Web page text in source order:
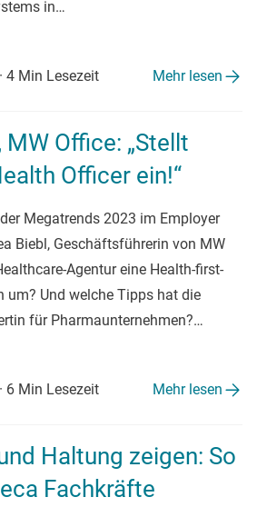
in…
· 4 Min Lesezeit Mehr lesen
Office: „Stellt
Officer ein!“
Megatrends 2023 im Employer
Biebl, Geschäftsführerin von MW
Agentur eine Health-first-
um? Und welche Tipps hat die
für Pharmaunternehmen?…
· 6 Min Lesezeit Mehr lesen
Haltung zeigen: So
Fachkräfte